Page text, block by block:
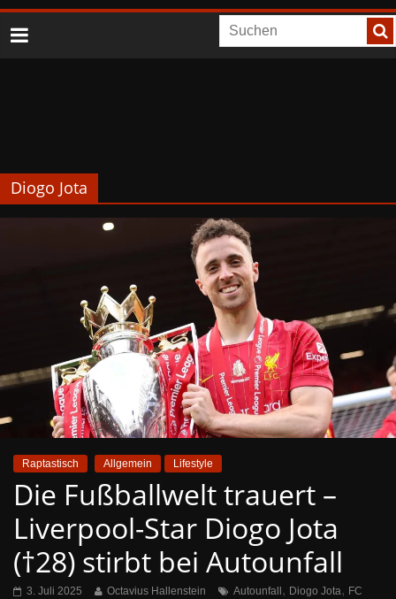
Diogo Jota
Raptastisch Allgemein Lifestyle
Die Fußballwelt trauert –
Liverpool-Star Diogo Jota
(†28) stirbt bei Autounfall
3. Juli 2025 Octavius Hallenstein Autounfall , Diogo Jota, FC